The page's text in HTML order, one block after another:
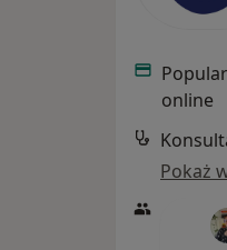
online
Pokaż